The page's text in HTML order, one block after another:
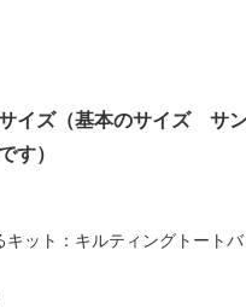
イズ（基本のサイズ サ
す）